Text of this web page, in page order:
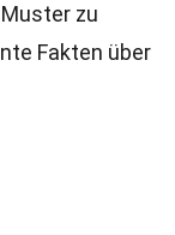
zu
Fakten über